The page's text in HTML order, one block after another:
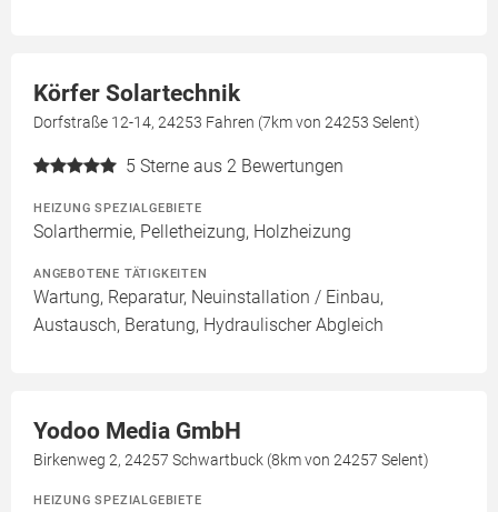
Körfer Solartechnik
Dorfstraße 12-14, 24253 Fahren (7km von 24253 Selent)
5 Sterne aus 2 Bewertungen
HEIZUNG SPEZIALGEBIETE
Solarthermie, Pelletheizung, Holzheizung
ANGEBOTENE TÄTIGKEITEN
Wartung, Reparatur, Neuinstallation / Einbau,
Austausch, Beratung, Hydraulischer Abgleich
Yodoo Media GmbH
Birkenweg 2, 24257 Schwartbuck (8km von 24257 Selent)
HEIZUNG SPEZIALGEBIETE